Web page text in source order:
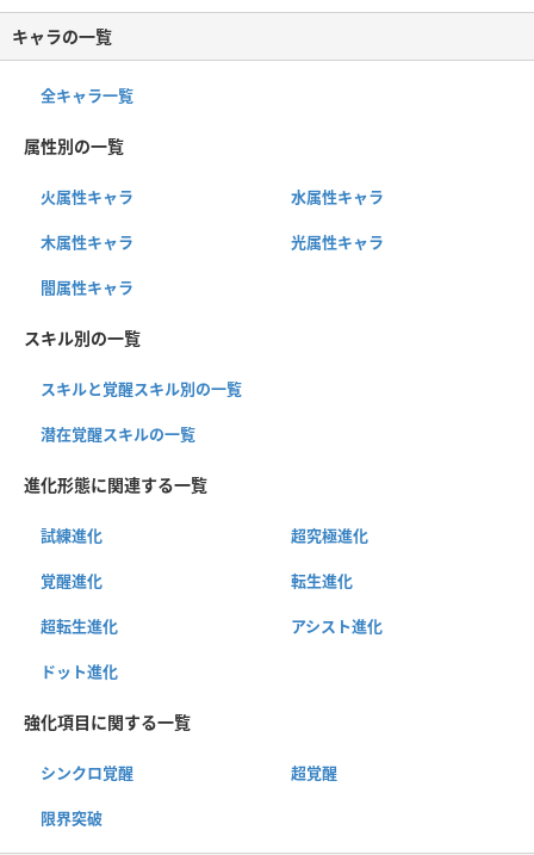
キャラの一覧
全キャラ一覧
属性別の一覧
火属性キャラ 水属性キャラ
木属性キャラ 光属性キャラ
闇属性キャラ
スキル別の一覧
スキルと覚醒スキル別の一覧
潜在覚醒スキルの一覧
進化形態に関連する一覧
試練進化 超究極進化
覚醒進化 転生進化
超転生進化 アシスト進化
ドット進化
強化項目に関する一覧
シンクロ覚醒 超覚醒
限界突破